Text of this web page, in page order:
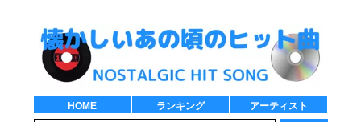
HOME ランキング
アーティスト